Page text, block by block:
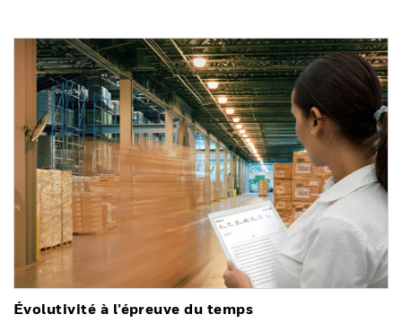
Évolutivité à l’épreuve du temps